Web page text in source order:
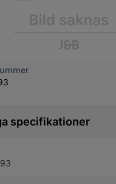
specifikationer